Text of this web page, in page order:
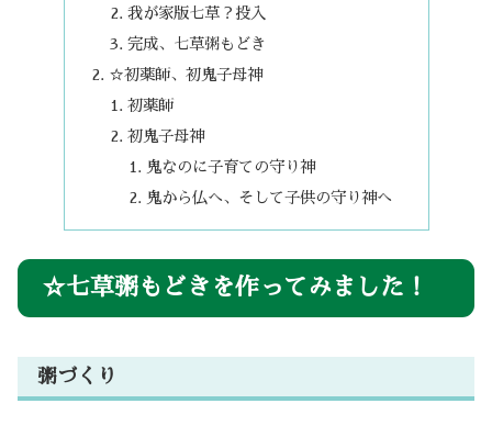
我が家版七草？投入
完成、七草粥もどき
☆初薬師、初鬼子母神
初薬師
初鬼子母神
鬼なのに子育ての守り神
鬼から仏へ、そして子供の守り神へ
☆七草粥もどきを作ってみました！
粥づくり